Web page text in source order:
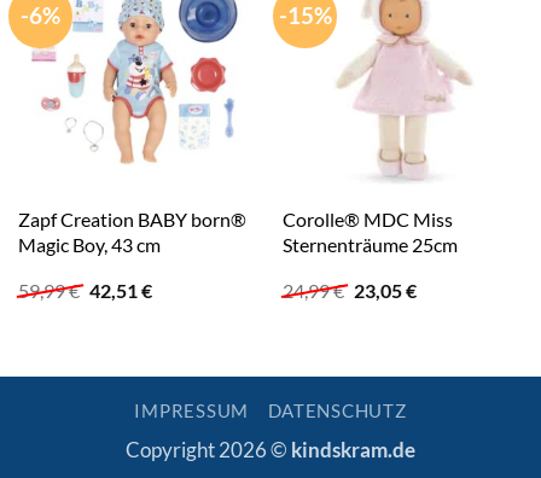
-6%
Zapf Creation BABY born®
Magic Boy, 43 cm
59,99€ Ursprünglicher
Preis
42,51€Aktueller
-15%
Corolle® MDC Miss
Sternenträume 25cm
24,99€ Ursprünglicher
Preis
23,05€Aktueller
IMPRESSUM DATENSCHUTZ
Copyright 2026 © kindskram.de